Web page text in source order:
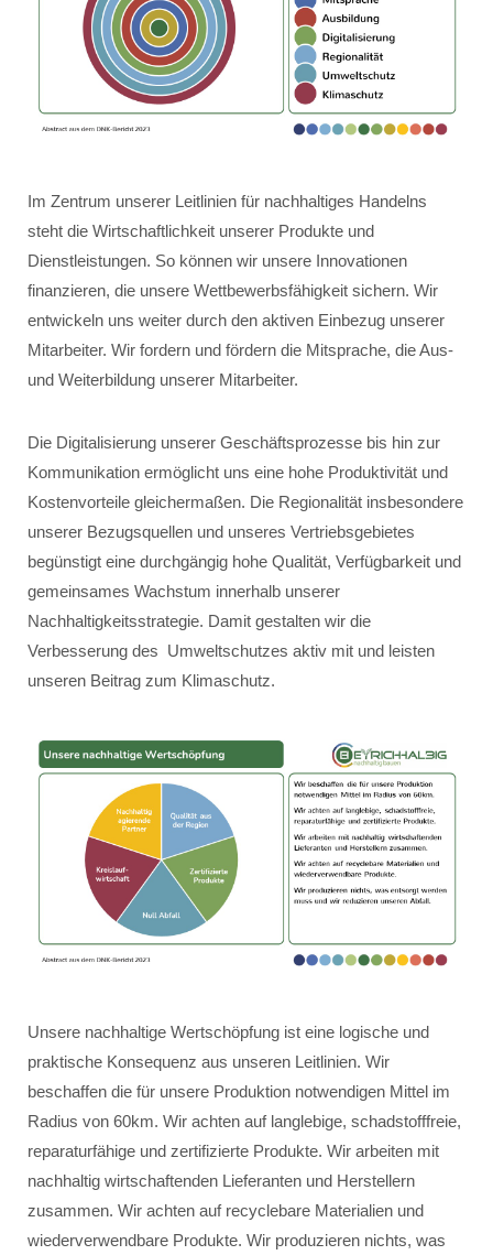
Im Zentrum unserer Leitlinien für nachhaltiges Handelns
steht die Wirtschaftlichkeit unserer Produkte und
Dienstleistungen. So können wir unsere Innovationen
finanzieren, die unsere Wettbewerbsfähigkeit sichern. Wir
entwickeln uns weiter durch den aktiven Einbezug unserer
Mitarbeiter. Wir fordern und fördern die Mitsprache, die Aus-
und Weiterbildung unserer Mitarbeiter.
Die Digitalisierung unserer Geschäftsprozesse bis hin zur
Kommunikation ermöglicht uns eine hohe Produktivität und
Kostenvorteile gleichermaßen. Die Regionalität insbesondere
unserer Bezugsquellen und unseres Vertriebsgebietes
begünstigt eine durchgängig hohe Qualität, Verfügbarkeit und
gemeinsames Wachstum innerhalb unserer
Nachhaltigkeitsstrategie. Damit gestalten wir die
Verbesserung des Umweltschutzes aktiv mit und leisten
unseren Beitrag zum Klimaschutz.
Unsere nachhaltige Wertschöpfung ist eine logische und
praktische Konsequenz aus unseren Leitlinien. Wir
beschaffen die für unsere Produktion notwendigen Mittel im
Radius von 60km. Wir achten auf langlebige, schadstofffreie,
reparaturfähige und zertifizierte Produkte. Wir arbeiten mit
nachhaltig wirtschaftenden Lieferanten und Herstellern
zusammen. Wir achten auf recyclebare Materialien und
wiederverwendbare Produkte. Wir produzieren nichts, was